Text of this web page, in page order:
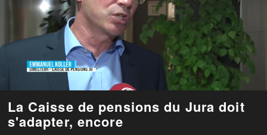
La Caisse de pensions du Jura doit
s'adapter, encore